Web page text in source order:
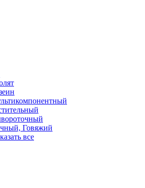
Говяжий
все